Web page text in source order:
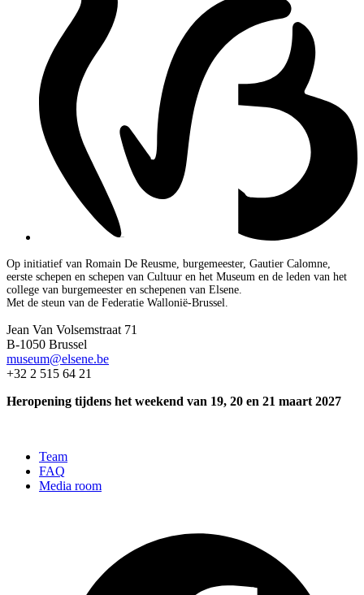
Op initiatief van Romain De Reusme, burgemeester, Gautier Calomne,
eerste schepen en schepen van Cultuur en het Museum en de leden van het
college van burgemeester en schepenen van Elsene.
Met de steun van de Federatie Wallonië-Brussel.
Jean Van Volsemstraat 71
B-1050 Brussel
museum@elsene.be
+32 2 515 64 21
Heropening tijdens het weekend van 19, 20 en 21 maart 2027
Team
FAQ
Media room